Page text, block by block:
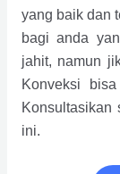
yang baik dan
bagi anda
jahit, namun
Konveksi
Konsultasikan
ini.